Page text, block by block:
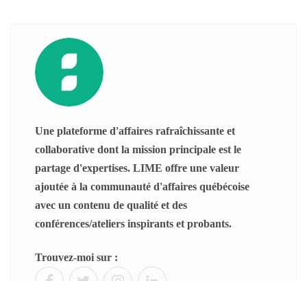
Une plateforme d'affaires rafraîchissante et
collaborative dont la mission principale est le
partage d'expertises. LIME offre une valeur
ajoutée à la communauté d'affaires québécoise
avec un contenu de qualité et des
conférences/ateliers inspirants et probants.
Trouvez-moi sur :